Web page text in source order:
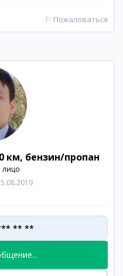
⚐ Пожаловаться
км, бензин/пропан
лицо
** **